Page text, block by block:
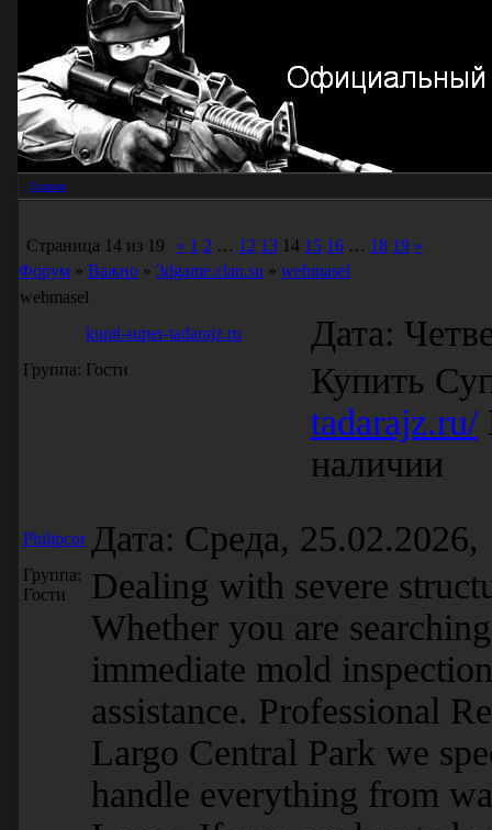
Главная
Страница 14 из 19 « 1 2 … 12 13 14 15 16 … 18 19 »
Форум » Важно » 3dgame.clan.su » webmasel
webmasel
kupit-super-tadarajz.ru
Дата:
Группа: Гости
Купить
tadarajz.ru/
наличии
Philipcor Дата: Среда,
Группа:
Гости
Dealing with severe
Whether you are
immediate mold
assistance. Professional
Largo Central Park we
handle everything from